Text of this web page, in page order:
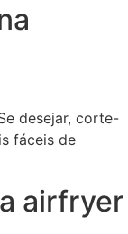
desejar, corte-
fáceis de
airfryer